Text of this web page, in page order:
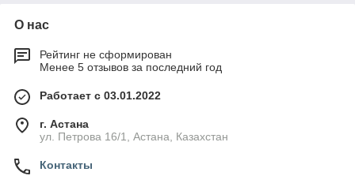
О нас
Рейтинг не сформирован
Менее 5 отзывов за последний год
Работает с 03.01.2022
г. Астана
ул. Петрова 16/1, Астана, Казахстан
Контакты